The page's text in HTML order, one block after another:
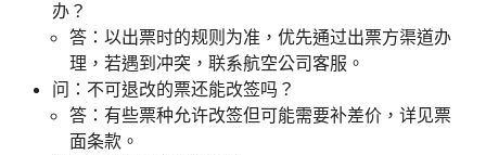
办？
答：以出票时的规则为准，优先通过出票方渠道办
理，若遇到冲突，联系航空公司客服。
问：不可退改的票还能改签吗？
答：有些票种允许改签但可能需要补差价，详见票
面条款。